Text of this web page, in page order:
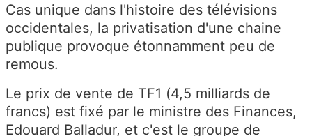
Cas unique dans l'histoire des télévisions
occidentales, la privatisation d'une chaine
publique provoque étonnamment peu de
remous.
Le prix de vente de TF1 (4,5 milliards de
francs) est fixé par le ministre des Finances,
Edouard Balladur, et c'est le groupe de